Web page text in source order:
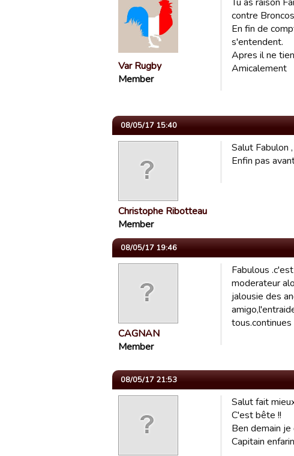
Var Rugby
Member
contre
En fin de
s'entendent.
Apres il ne
Amicalement
08/05/17 15:40
Christophe Ribotteau
Member
Salut Fabulon
Enfin pas
08/05/17 19:46
CAGNAN
Member
Fabulous
moderateur
jalousie des
08/05/17 21:53
Salut fait
C'est bête !!
Ben demain
Capitain